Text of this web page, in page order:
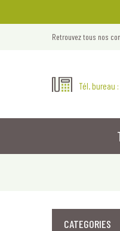
Retrouvez tous nos
Tél. bureau :
CATEGORIES